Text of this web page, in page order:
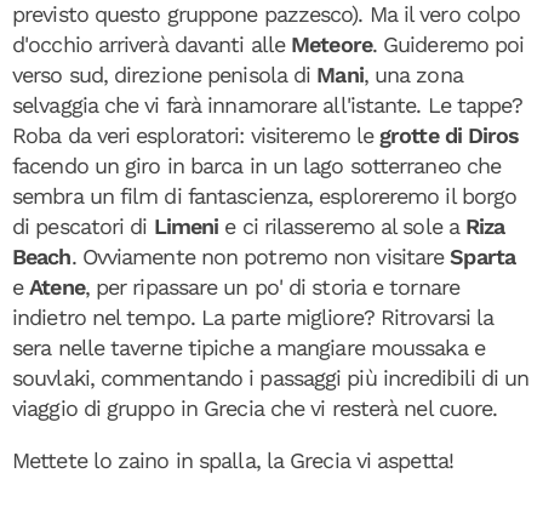
previsto questo gruppone pazzesco). Ma il vero colpo
d'occhio arriverà davanti alle Meteore. Guideremo poi
verso sud, direzione penisola di Mani, una zona
selvaggia che vi farà innamorare all'istante. Le tappe?
Roba da veri esploratori: visiteremo le grotte di Diros
facendo un giro in barca in un lago sotterraneo che
sembra un film di fantascienza, esploreremo il borgo
di pescatori di Limeni e ci rilasseremo al sole aRiza
Beach. Ovviamente non potremo non visitareSparta
eAtene, per ripassare un po' di storia e tornare
indietro nel tempo. La parte migliore? Ritrovarsi la
sera nelle taverne tipiche a mangiare moussaka e
souvlaki, commentando i passaggi più incredibili di un
viaggio di gruppo in Grecia che vi resterà nel cuore.
Mettete lo zaino in spalla, la Grecia vi aspetta!